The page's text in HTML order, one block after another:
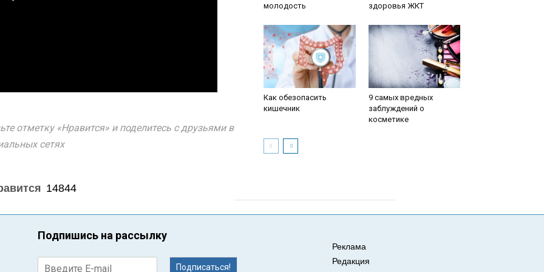
отметку «Нравится» и поделитесь с друзьями в
сетях
14844
молодость здоровья ЖКТ
Как обезопасить
кишечник
9 самых вредных
заблуждений о
косметике
Подпишись на рассылку
Подписаться!
Реклама
Редакция